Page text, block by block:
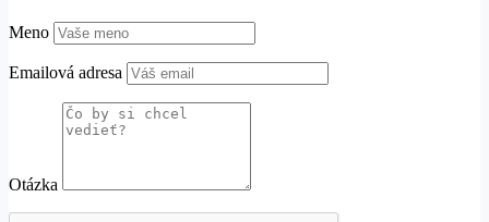
Meno
Emailová adresa
Otázka